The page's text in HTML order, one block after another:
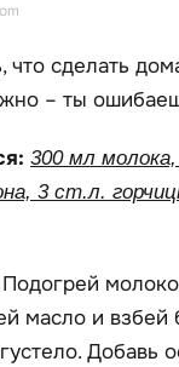
что сделать
– ты
300 мл
3 ст.л.
Подогрей
масло и взбей
Добавь